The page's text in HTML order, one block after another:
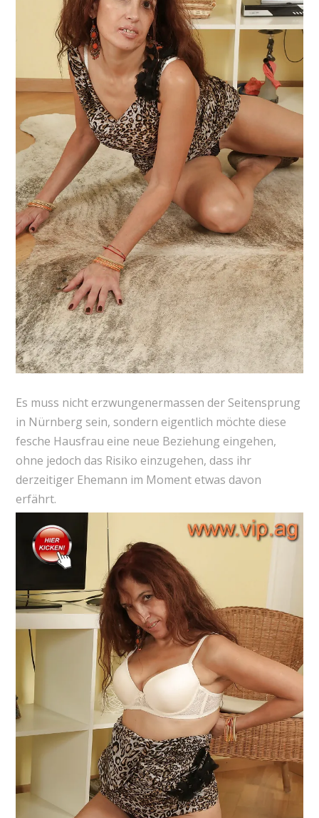
Es muss nicht erzwungenermassen der Seitensprung
in Nürnberg sein, sondern eigentlich möchte diese
fesche Hausfrau eine neue Beziehung eingehen,
ohne jedoch das Risiko einzugehen, dass ihr
derzeitiger Ehemann im Moment etwas davon
erfährt.